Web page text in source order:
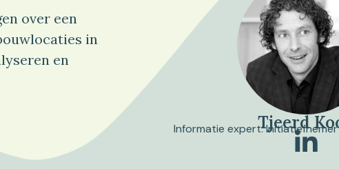
over een
in
en
Tjeerd
Informatie expert.